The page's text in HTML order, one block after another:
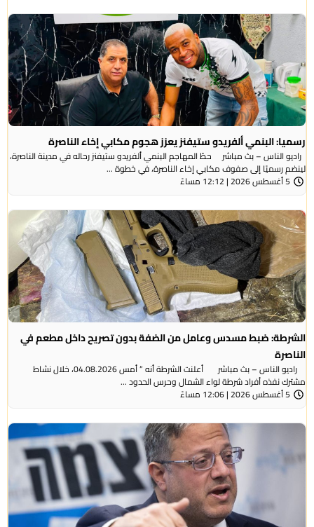
رسميا: البنمي ألفريدو ستيفنز يعزز هجوم مكابي إخاء الناصرة
راديو الناس – بث مباشر حطّ المهاجم البنمي ألفريدو ستيفنز رحاله في مدينة الناصرة،
لينضم رسميًا إلى صفوف مكابي إخاء الناصرة، في خطوة ...
5 أغسطس 2026 | 12:12 مساءً
الشرطة: ضبط مسدس وعامل من الضفة بدون تصريح داخل مطعم في
الناصرة
راديو الناس – بث مباشر أعلنت الشرطة أنه ” أمس 04.08.2026، خلال نشاط
مشترك نفذه أفراد شرطة لواء الشمال وحرس الحدود ...
5 أغسطس 2026 | 12:06 مساءً